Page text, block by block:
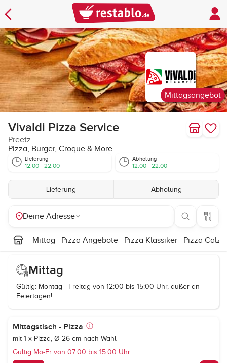
Mittagsangebot
Vivaldi Pizza Service
Preetz
Pizza, Burger, Croque & More
Lieferung
12:00 - 22:00
Abholung
12:00 - 22:00
Lieferung Abholung
Deine Adresse
Mittag Pizza Angebote Pizza Klassiker Pizza
Mittag
Gültig: Montag - Freitag von 12:00 bis 15:00 Uhr, außer an
Feiertagen!
Mittagstisch - Pizza
mit 1 x Pizza, Ø 26 cm nach Wahl
Gültig Mo-Fr von 07:00 bis 15:00 Uhr.